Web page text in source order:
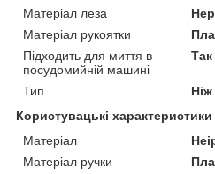
Матеріал леза
Матеріал рукоятки
Підходить для миття в
посудомийній машині
Так
Тип
Користувацькі характеристики
Матеріал
Матеріал ручки